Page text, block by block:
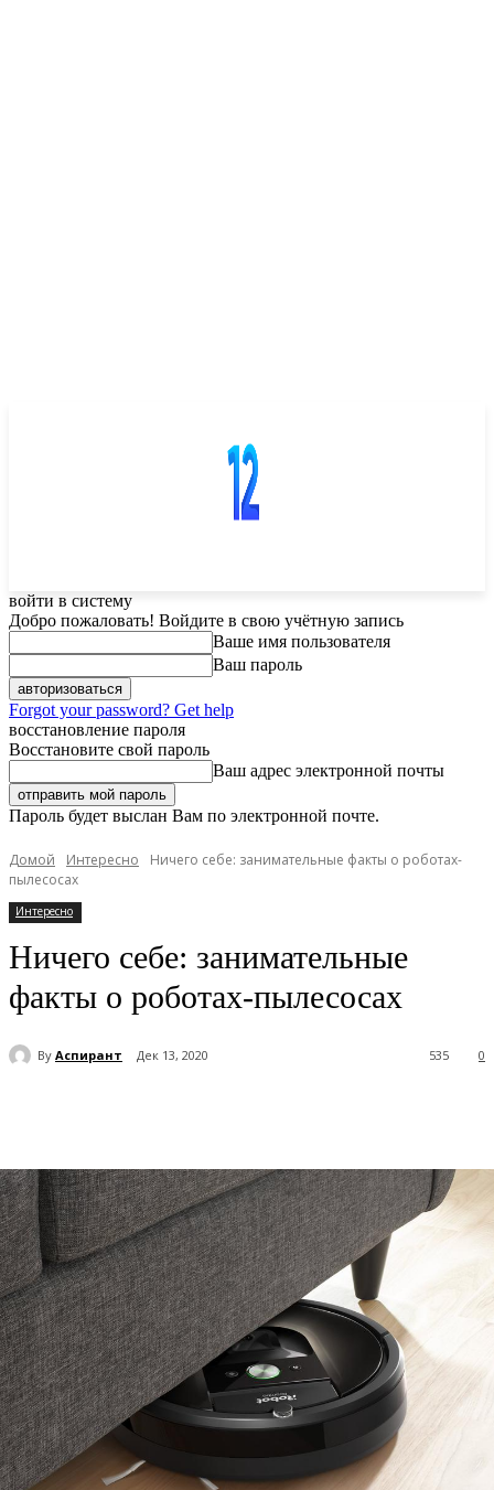
войти в систему
Добро пожаловать! Войдите в свою учётную запись
Ваше имя пользователя
Ваш пароль
Forgot your password? Get help
восстановление пароля
Восстановите свой пароль
Ваш адрес электронной почты
Пароль будет выслан Вам по электронной почте.
Домой Интересно
Ничего себе: занимательные факты о роботах-
пылесосах
Интересно
Ничего себе: занимательные
факты о роботах-пылесосах
By Аспирант Дек 13, 2020 0
535